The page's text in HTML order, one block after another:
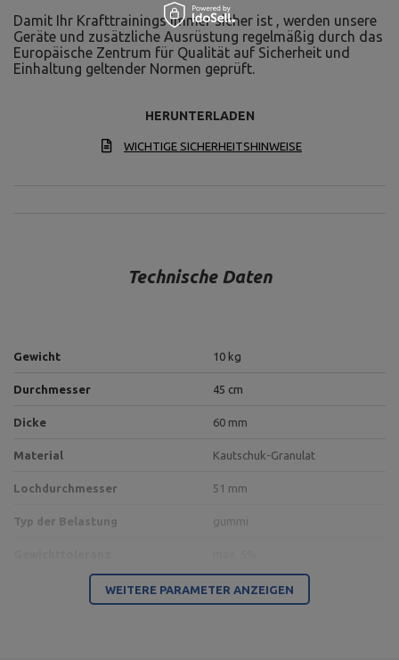
Damit Ihr Krafttrainings immer sicher ist , werden unsere
Geräte und zusätzliche Ausrüstung regelmäßig durch das
Europäische Zentrum für Qualität auf Sicherheit und
Einhaltung geltender Normen geprüft.
HERUNTERLADEN
WICHTIGE SICHERHEITSHINWEISE
Technische Daten
Gewicht 10 kg
Durchmesser 45 cm
Dicke 60 mm
Material Kautschuk-Granulat
Lochdurchmesser 51 mm
Typ der Belastung gummi
WEITERE PARAMETER ANZEIGEN